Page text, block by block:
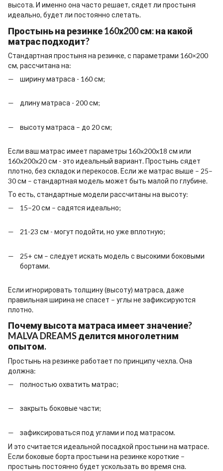
высота. И именно она часто решает, сядет ли простыня
идеально, будет ли постоянно слетать.
Простынь на резинке 160х200 см: на какой
матрас подходит?
Стандартная простыня на резинке, с параметрами 160×200
см, рассчитана на:
ширину матраса - 160 см;
длину матраса - 200 см;
высоту матраса – до 20 см;
Если ваш матрас имеет параметры 160x200x18 см или
160x200x20 см - это идеальный вариант. Простынь сядет
плотно, без складок и перекосов. Если же матрас выше – 25–
30 см – стандартная модель может быть малой по глубине.
То есть, стандартные модели рассчитаны на высоту:
15–20 см – садятся идеально;
21-23 см - могут подойти, но уже вплотную;
25+ см – следует искать модель с высокими боковыми
бортами.
Если игнорировать толщину (высоту) матраса, даже
правильная ширина не спасет – углы не зафиксируются
плотно.
Почему высота матраса имеет значение?
MALVA DREAMS делится многолетним
опытом.
Простынь на резинке работает по принципу чехла. Она
должна:
полностью охватить матрас;
закрыть боковые части;
зафиксироваться под углами и под матрасом.
И это считается идеальной посадкой простыни на матрасе.
Если боковые борта простыни на резинке короткие –
простынь постоянно будет ускользать во время сна.